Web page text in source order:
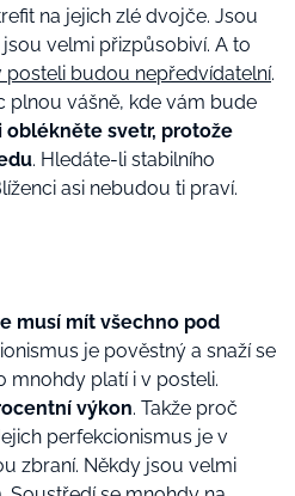
na jejich zlé dvojče. Jsou
velmi přizpůsobiví. A to
posteli budou nepředvídatelní.
plnou vášně, kde vám bude
oblékněte svetr, protože
. Hledáte-li stabilního
asi nebudou ti praví.
musí mít všechno pod
je pověstný a snaží se
mnohdy platí i v posteli.
výkon. Takže proč
perfekcionismus je v
zbraní. Někdy jsou velmi